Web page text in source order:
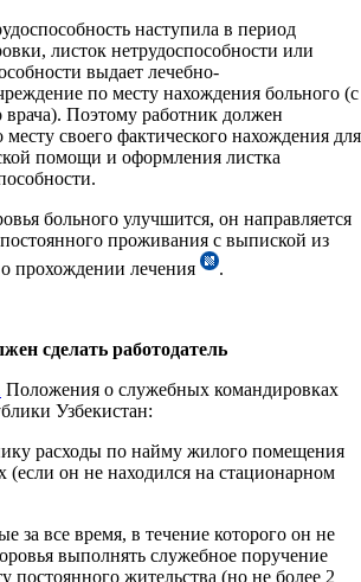
наступила в период
листок нетрудоспособности или
выдает лечебно-
по месту нахождения больного (с
врача). Поэтому работник должен
своего фактического нахождения для
помощи и оформления листка
больного улучшится, он направляется
проживания с выпиской из
прохождении лечения
.
сделать работодатель
Положения о служебных командировках
Узбекистан:
расходы по найму жилого помещения
(если он не находился на стационарном
за все время, в течение которого он не
выполнять служебное поручение
постоянного жительства (но не более 2